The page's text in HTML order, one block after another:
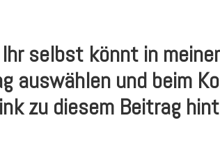
Ihr selbst könnt in
auswählen und beim
zu diesem Beitrag